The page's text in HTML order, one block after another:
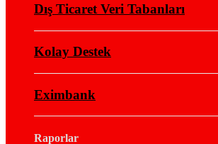
Dış Ticaret Veri Tabanları
Kolay Destek
Eximbank
Raporlar